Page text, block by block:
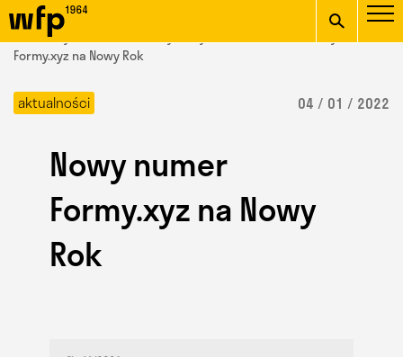
Oficjalna witryna
Wydziału Form
Przemysłowych ASP w
Krakowie
wpisz szukaną frazę
/ Wydział Form Przemysłowych /
Formy.xyz na Nowy Rok
aktualności 04 / 01 / 2022
Nowy numer
Formy.xyz na Nowy
Rok